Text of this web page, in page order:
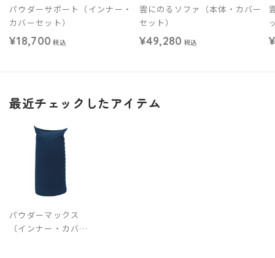
広島県
熊本県 家電住まい
パウダーサポート（インナー・
カバーセット）
¥18,700 税込
雲にのるソファ（本体・カバー
セット）
¥49,280 税込
最近チェックしたアイテム
パウダーマックス
（インナー・カバー